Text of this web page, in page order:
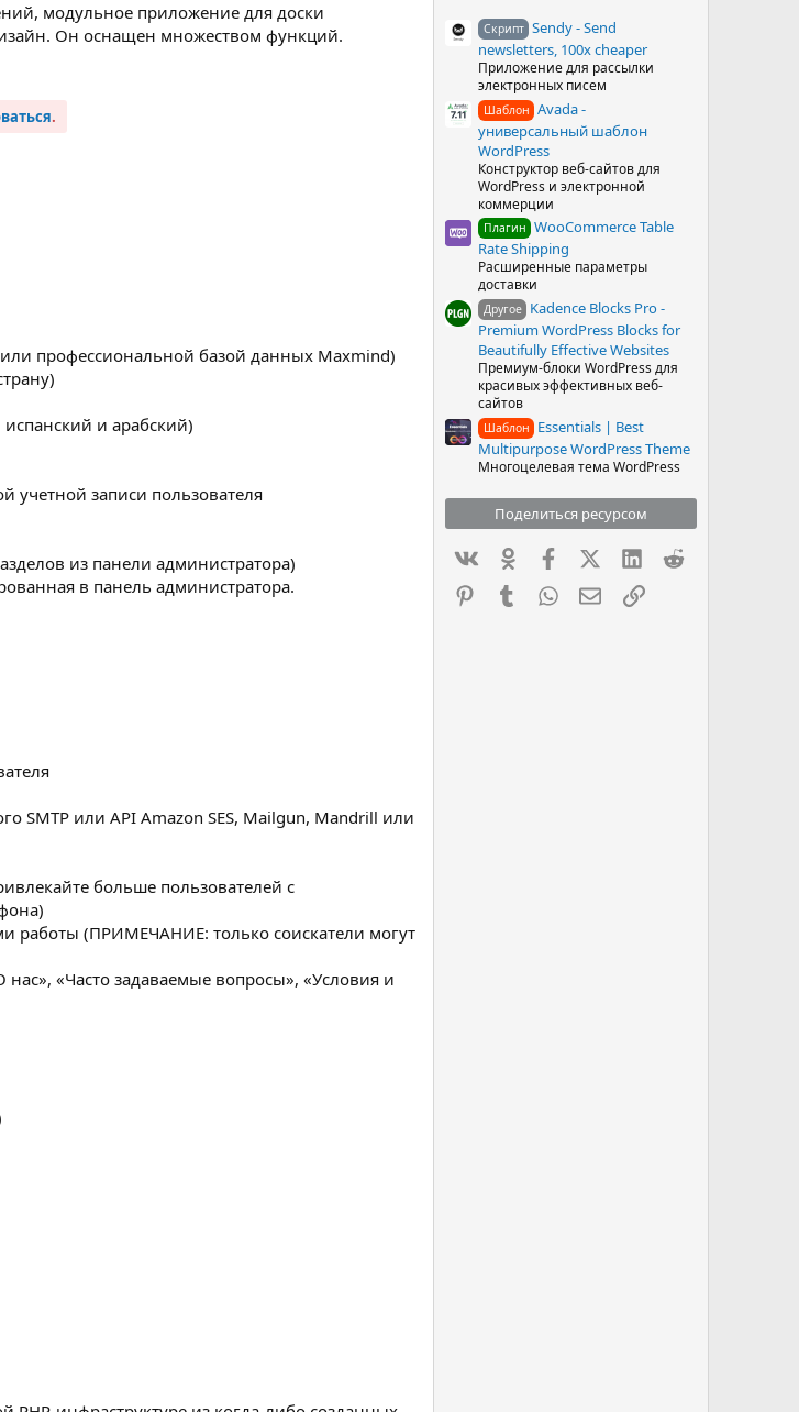
модульное приложение для доски
Он оснащен множеством функций.
.
профессиональной базой данных Maxmind)
и арабский)
учетной записи пользователя
из панели администратора)
в панель администратора.
SMTP или API Amazon SES, Mailgun, Mandrill или
больше пользователей с
работы (ПРИМЕЧАНИЕ: только соискатели могут
нас», «Часто задаваемые вопросы», «Условия и
Скрипт Sendy - Send
newsletters, 100x cheaper
Приложение для рассылки
электронных писем
Шаблон Avada -
универсальный шаблон
WordPress
Конструктор веб-сайтов для
WordPress и электронной
коммерции
Плагин WooCommerce Table
Rate Shipping
Расширенные параметры
доставки
Другое Kadence Blocks Pro -
Premium WordPress Blocks for
Beautifully Effective Websites
Премиум-блоки WordPress для
красивых эффективных веб-
сайтов
Шаблон
Essentials | Best
Multipurpose WordPress Theme
Многоцелевая тема WordPress
Поделиться ресурсом
ВконтактеОдноклассники
FacebookX (Twitter)
LinkedIn
PinterestTumblrWhatsAppЭлектронная почта
Ссылка